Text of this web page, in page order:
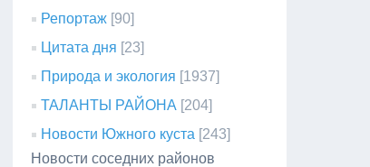
Репортаж [90]
Цитата дня [23]
Природа и экология [1937]
ТАЛАНТЫ РАЙОНА [204]
Новости Южного куста [243]
Новости соседних районов